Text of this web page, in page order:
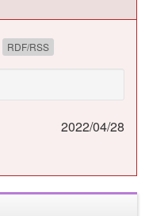
RDF/RSS
2022/04/28